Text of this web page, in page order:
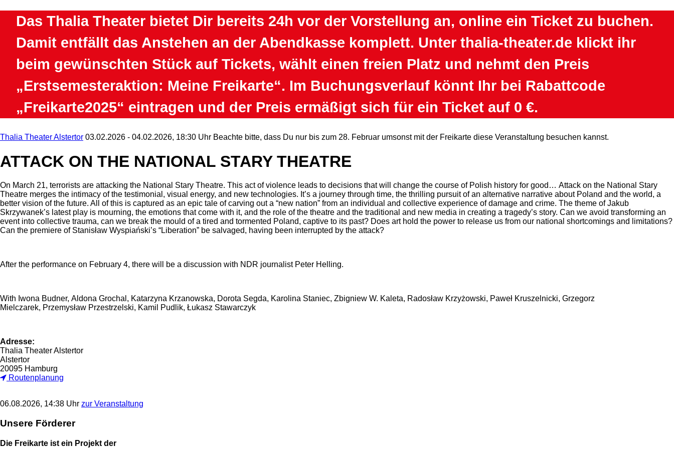
Das Thalia Theater bietet Dir bereits 24h vor der Vorstellung an, online ein Ticket zu buchen.
Damit entfällt das Anstehen an der Abendkasse komplett. Unter thalia-theater.de klickt ihr
beim gewünschten Stück auf Tickets, wählt einen freien Platz und nehmt den Preis
„Erstsemesteraktion: Meine Freikarte“. Im Buchungsverlauf könnt Ihr bei Rabattcode
„Freikarte2025“ eintragen und der Preis ermäßigt sich für ein Ticket auf 0 €.
Thalia Theater Alstertor 03.02.2026 - 04.02.2026, 18:30 Uhr Beachte bitte, dass Du nur bis zum 28. Februar umsonst mit der Freikarte diese Veranstaltung besuchen kannst.
ATTACK ON THE NATIONAL STARY THEATRE
On March 21, terrorists are attacking the National Stary Theatre. This act of violence leads to decisions that will change the course of Polish history for good… Attack on the National Stary
Theatre merges the intimacy of the testimonial, visual energy, and new technologies. It’s a journey through time, the thrilling pursuit of an alternative narrative about Poland and the world, a
better vision of the future. All of this is captured as an epic tale of carving out a “new nation” from an individual and collective experience of damage and crime. The theme of Jakub
Skrzywanek’s latest play is mourning, the emotions that come with it, and the role of the theatre and the traditional and new media in creating a tragedy’s story. Can we avoid transforming an
event into collective trauma, can we break the mould of a tired and tormented Poland, captive to its past? Does art hold the power to release us from our national shortcomings and limitations?
Can the premiere of Stanisław Wyspiański’s “Liberation” be salvaged, having been interrupted by the attack?
After the performance on February 4, there will be a discussion with NDR journalist Peter Helling.
With Iwona Budner, Aldona Grochal, Katarzyna Krzanowska, Dorota Segda, Karolina Staniec, Zbigniew W. Kaleta, Radosław Krzyżowski, Paweł Kruszelnicki, Grzegorz
Mielczarek, Przemysław Przestrzelski, Kamil Pudlik, Łukasz Stawarczyk
Adresse:
Thalia Theater Alstertor
Alstertor
20095 Hamburg
Routenplanung
06.08.2026, 14:38 Uhr zur Veranstaltung
Unsere Förderer
Die Freikarte ist ein Projekt der